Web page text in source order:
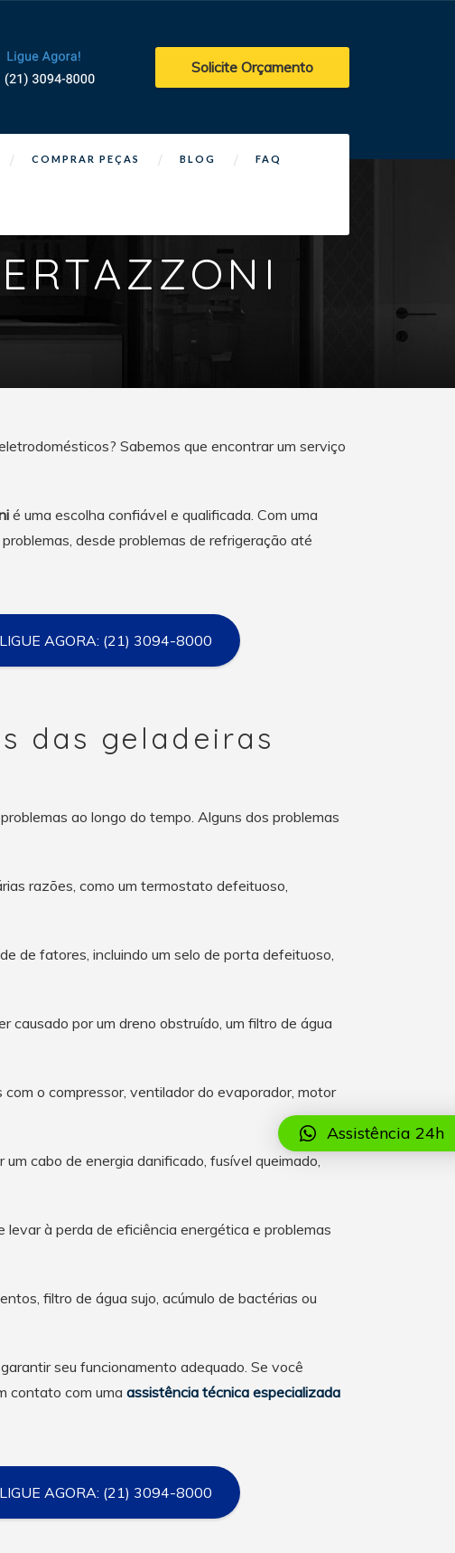
Solicite Orçamento
COMPRAR PEÇAS BLOG FAQ
Sabemos que encontrar um serviço
é uma escolha confiável e qualificada. Com uma
desde problemas de refrigeração até
LIGUE AGORA: (21) 3094-8000
das geladeiras
ao longo do tempo. Alguns dos problemas
razões, como um termostato defeituoso,
de fatores, incluindo um selo de porta defeituoso,
causado por um dreno obstruído, um filtro de água
o compressor, ventilador do evaporador, motor
cabo de energia danificado, fusível queimado,
à perda de eficiência energética e problemas
filtro de água sujo, acúmulo de bactérias ou
seu funcionamento adequado. Se você
contato com uma assistência técnica especializada
LIGUE AGORA: (21) 3094-8000
Assistência 24h